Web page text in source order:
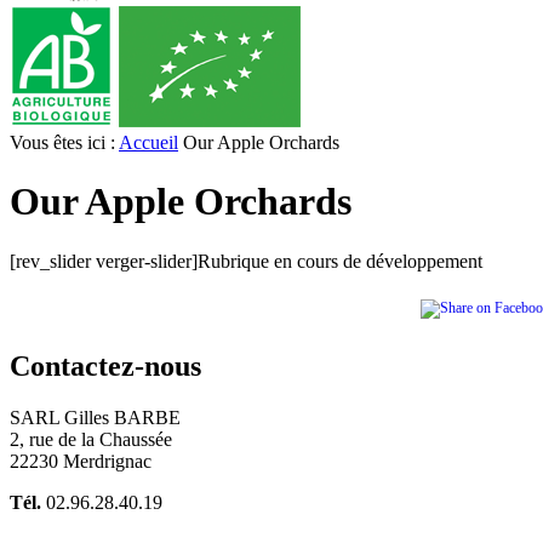
Vous êtes ici : Accueil Our Apple Orchards
Our Apple Orchards
[rev_slider verger-slider]Rubrique en cours de développement
Contactez-nous
SARL Gilles BARBE
2, rue de la Chaussée
22230 Merdrignac
Tél. 02.96.28.40.19